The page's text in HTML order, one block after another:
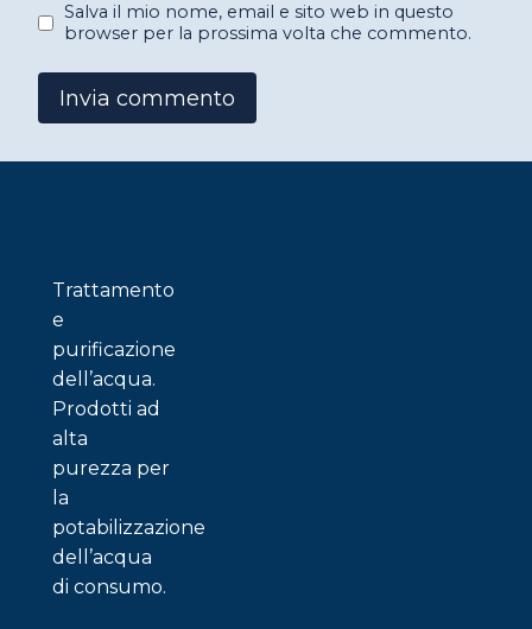
Salva il mio nome, email e sito web in questo
browser per la prossima volta che commento.
Trattamento
e
purificazione
dell’acqua.
Prodotti ad
alta
purezza per
la
potabilizzazione
dell’acqua
di consumo.